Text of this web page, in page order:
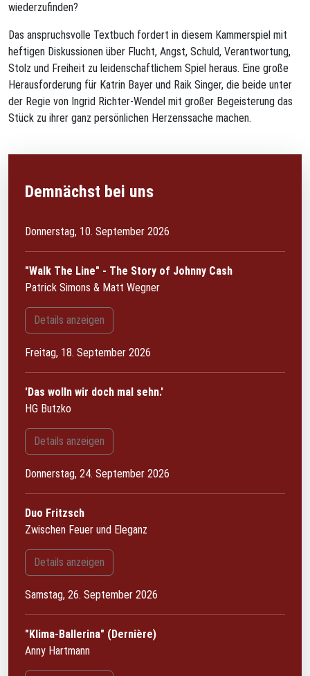
wiederzufinden?
Das anspruchsvolle Textbuch fordert in diesem Kammerspiel mit
heftigen Diskussionen über Flucht, Angst, Schuld, Verantwortung,
Stolz und Freiheit zu leidenschaftlichem Spiel heraus. Eine große
Herausforderung für Katrin Bayer und Raik Singer, die beide unter
der Regie von Ingrid Richter-Wendel mit großer Begeisterung das
Stück zu ihrer ganz persönlichen Herzenssache machen.
Demnächst bei uns
Donnerstag, 10. September 2026
"Walk The Line" - The Story of Johnny Cash
Patrick Simons & Matt Wegner
Details anzeigen
Freitag, 18. September 2026
'Das wolln wir doch mal sehn.'
HG Butzko
Details anzeigen
Donnerstag, 24. September 2026
Duo Fritzsch
Zwischen Feuer und Eleganz
Details anzeigen
Samstag, 26. September 2026
"Klima-Ballerina" (Dernière)
Anny Hartmann